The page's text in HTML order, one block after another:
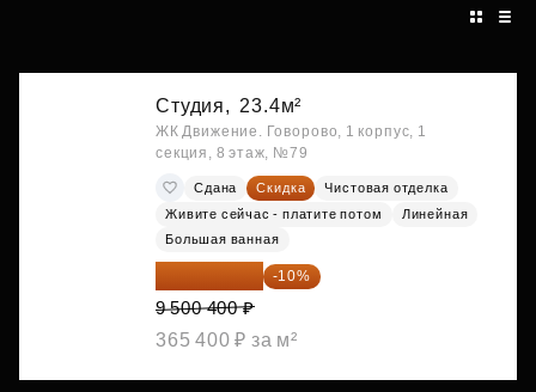
Студия, 23.4м²
ЖК Движение. Говорово, 1 корпус, 1
секция, 8 этаж, №79
Сдана Скидка
Чистовая отделка
Живите сейчас - платите потом
Линейная
Большая ванная
-10%
9 500 400 ₽
365 400 ₽ за м²